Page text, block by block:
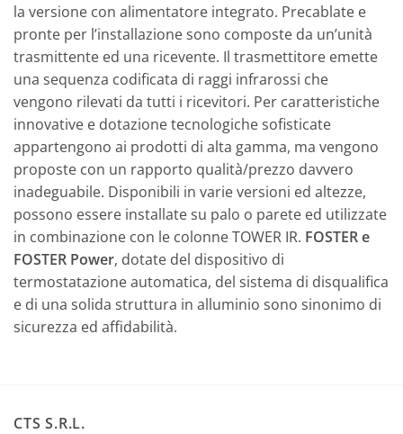
la versione con alimentatore integrato. Precablate e
pronte per l’installazione sono composte da un’unità
trasmittente ed una ricevente. Il trasmettitore emette
una sequenza codificata di raggi infrarossi che
vengono rilevati da tutti i ricevitori. Per caratteristiche
innovative e dotazione tecnologiche sofisticate
appartengono ai prodotti di alta gamma, ma vengono
proposte con un rapporto qualità/prezzo davvero
inadeguabile. Disponibili in varie versioni ed altezze,
possono essere installate su palo o parete ed utilizzate
in combinazione con le colonne TOWER IR. FOSTER e
FOSTER Power, dotate del dispositivo di
termostatazione automatica, del sistema di disqualifica
e di una solida struttura in alluminio sono sinonimo di
sicurezza ed affidabilità.
CTS S.R.L.